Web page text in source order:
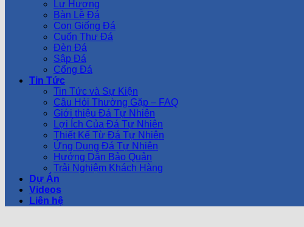
Lư Hương
Bàn Lễ Đá
Con Giống Đá
Cuốn Thư Đá
Đèn Đá
Sập Đá
Cổng Đá
Tin Tức
Tin Tức và Sự Kiện
Câu Hỏi Thường Gặp – FAQ
Giới thiệu Đá Tự Nhiên
Lợi Ích Của Đá Tự Nhiên
Thiết Kế Từ Đá Tự Nhiên
Ứng Dụng Đá Tự Nhiên
Hướng Dẫn Bảo Quản
Trải Nghiệm Khách Hàng
Dự Án
Videos
Liên hệ